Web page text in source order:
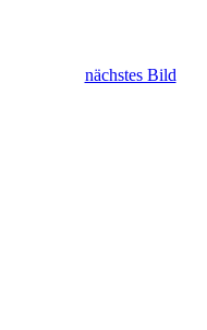
nächstes Bild